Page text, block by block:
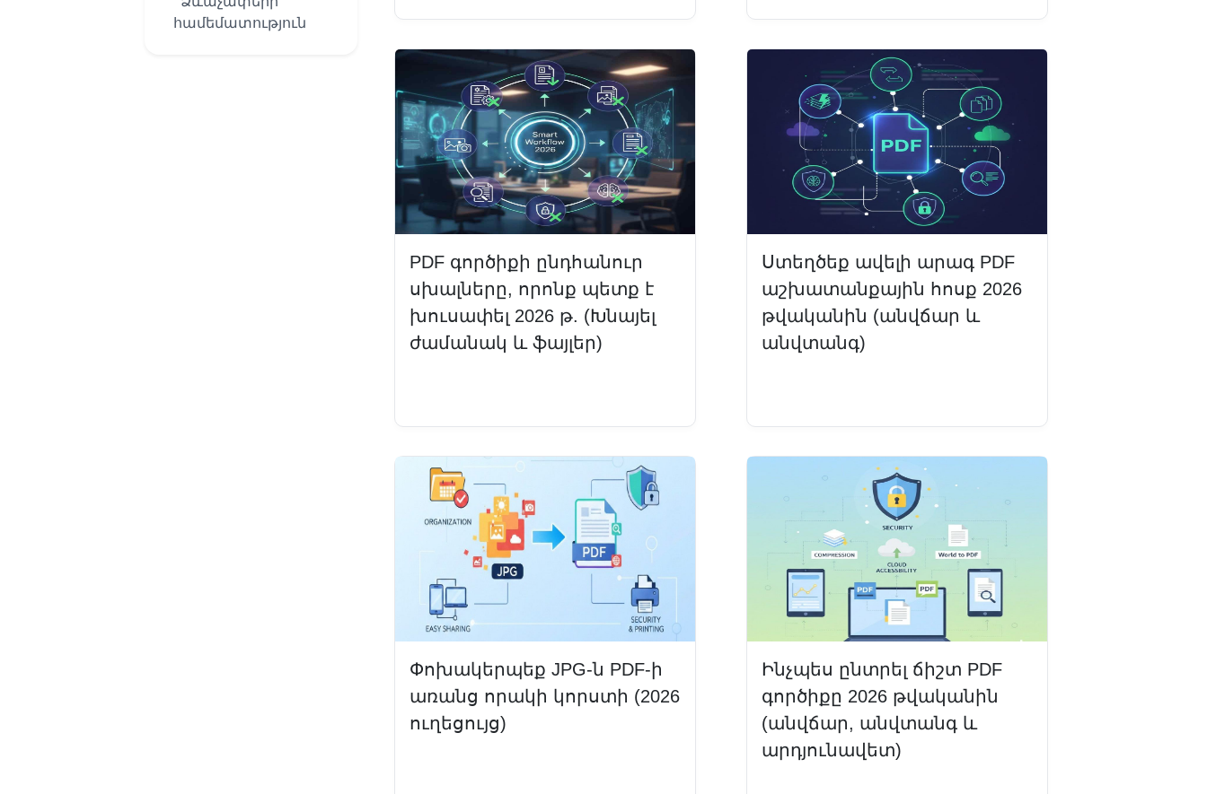
համեմատություն
PDF գործիքի ընդհանուր
սխալները, որոնք պետք է
խուսափել 2026 թ. (Խնայել
ժամանակ և ֆայլեր)
Ստեղծեք ավելի արագ PDF
աշխատանքային հոսք 2026
թվականին (անվճար և
անվտանգ)
Փոխակերպեք JPG-ն PDF-ի
առանց որակի կորստի (2026
ուղեցույց)
Ինչպես ընտրել ճիշտ PDF
գործիքը 2026 թվականին
(անվճար, անվտանգ և
արդյունավետ)